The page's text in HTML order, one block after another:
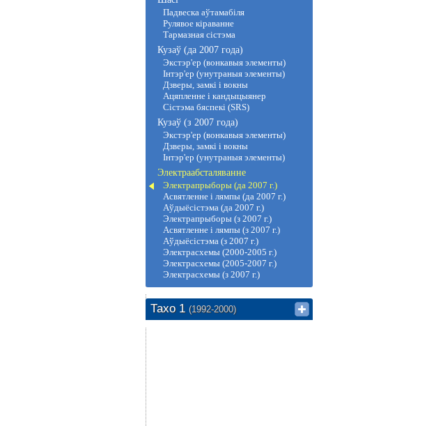
Падвеска аўтамабіля
Рулявое кіраванне
Тармазная сістэма
Кузаў (да 2007 года)
Экстэр'ер (вонкавыя элементы)
Інтэр'ер (унутраныя элементы)
Дзверы, замкі і вокны
Ацяпленне і кандыцыянер
Сістэма бяспекі (SRS)
Кузаў (з 2007 года)
Экстэр'ер (вонкавыя элементы)
Дзверы, замкі і вокны
Інтэр'ер (унутраныя элементы)
Электраабсталяванне
Электрапрыборы (да 2007 г.)
Асвятленне і лямпы (да 2007 г.)
Аўдыёсістэма (да 2007 г.)
Электрапрыборы (з 2007 г.)
Асвятленне і лямпы (з 2007 г.)
Аўдыёсістэма (з 2007 г.)
Электрасхемы (2000-2005 г.)
Электрасхемы (2005-2007 г.)
Электрасхемы (з 2007 г.)
Тахо 1 (1992-2000)